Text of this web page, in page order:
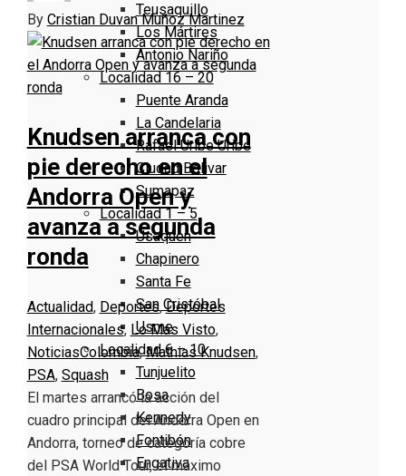
Teusaquillo
Los Mártires
Antonio Nariño
Localidad 16 – 20
Puente Aranda
La Candelaria
Rafael Uribe Uribe
Ciudad Bolivar
Sumapaz
Localidad 1 – 5
Usaquen
Chapinero
Santa Fe
San Cristóbal
Usme
Localidad 6 – 10
Tunjuelito
Bosa
Kennedy
Fontibón
Engativa
By Cristian Duvan Muñoz Martinez
Knudsen arranca con
pie derecho en el
Andorra Open y
avanza a segunda
ronda
Actualidad, Deportes,Deportes
Internacionales, Lo Más Visto,
NoticiasColombia,Mathias Knudsen,
PSA, Squash
El martes arrancó la acción del
cuadro principal del Andorra Open en
Andorra, torneo de categoría cobre
del PSA World Tour, el máximo